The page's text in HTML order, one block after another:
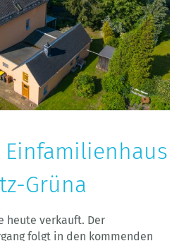
Einfamilienhaus
Grüna
heute verkauft. Der
folgt in den kommenden